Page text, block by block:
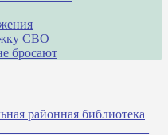
СВО
бросают
районная библиотека